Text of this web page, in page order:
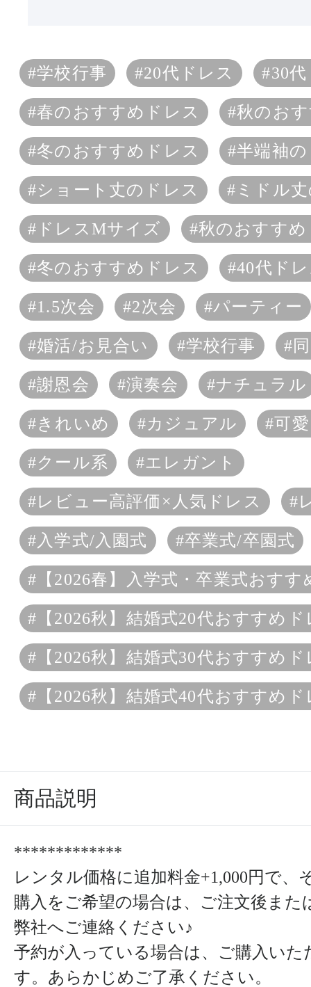
#学校行事 #20代ドレス #30
#春のおすすめドレス #秋のお
#冬のおすすめドレス #半端袖
#ショート丈のドレス #ミドル
#ドレスMサイズ #秋のおすす
#冬のおすすめドレス #40代ド
#1.5次会 #2次会 #パーティー
#婚活/お見合い #学校行事 #
#謝恩会 #演奏会 #ナチュラル
#きれいめ #カジュアル #可
#クール系 #エレガント
#レビュー高評価×人気ドレス #
#入学式/入園式 #卒業式/卒園式
#【2026春】入学式・卒業式おすす
#【2026秋】結婚式20代おすすめド
#【2026秋】結婚式30代おすすめド
#【2026秋】結婚式40代おすすめド
商品説明
*************
レンタル価格に追加料金+1,000円で、
購入をご希望の場合は、ご注文後ま
弊社へご連絡ください♪
予約が入っている場合は、ご購入い
す。あらかじめご了承ください。